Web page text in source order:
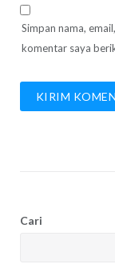
Simpan nama,
komentar saya
Cari